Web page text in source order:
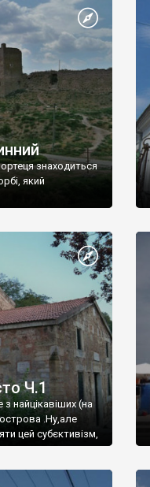
знаходиться
який
Ч.1
найцікавіших (на
.Ну,але
цей субєктивізм,